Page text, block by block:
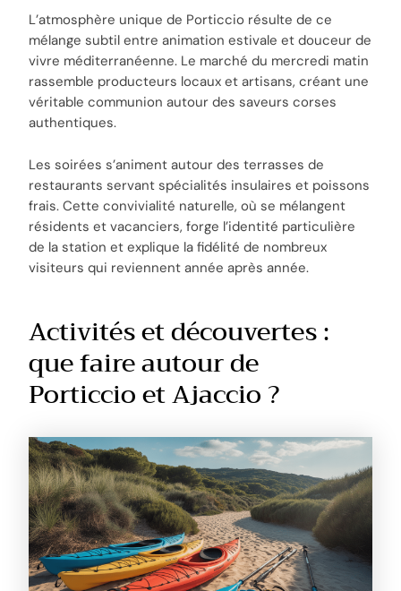
L’atmosphère unique de Porticcio résulte de ce
mélange subtil entre animation estivale et douceur de
vivre méditerranéenne. Le marché du mercredi matin
rassemble producteurs locaux et artisans, créant une
véritable communion autour des saveurs corses
authentiques.
Les soirées s’animent autour des terrasses de
restaurants servant spécialités insulaires et poissons
frais. Cette convivialité naturelle, où se mélangent
résidents et vacanciers, forge l’identité particulière
de la station et explique la fidélité de nombreux
visiteurs qui reviennent année après année.
Activités et découvertes :
que faire autour de
Porticcio et Ajaccio ?